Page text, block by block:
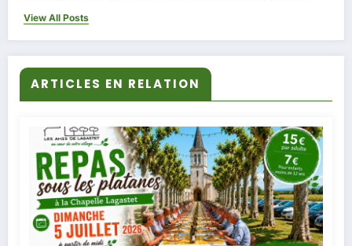
View All Posts
ARTICLES EN RELATION